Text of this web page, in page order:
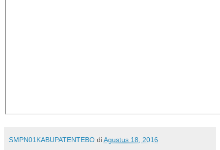
SMPN01KABUPATENTEBO diAgustus 18, 2016